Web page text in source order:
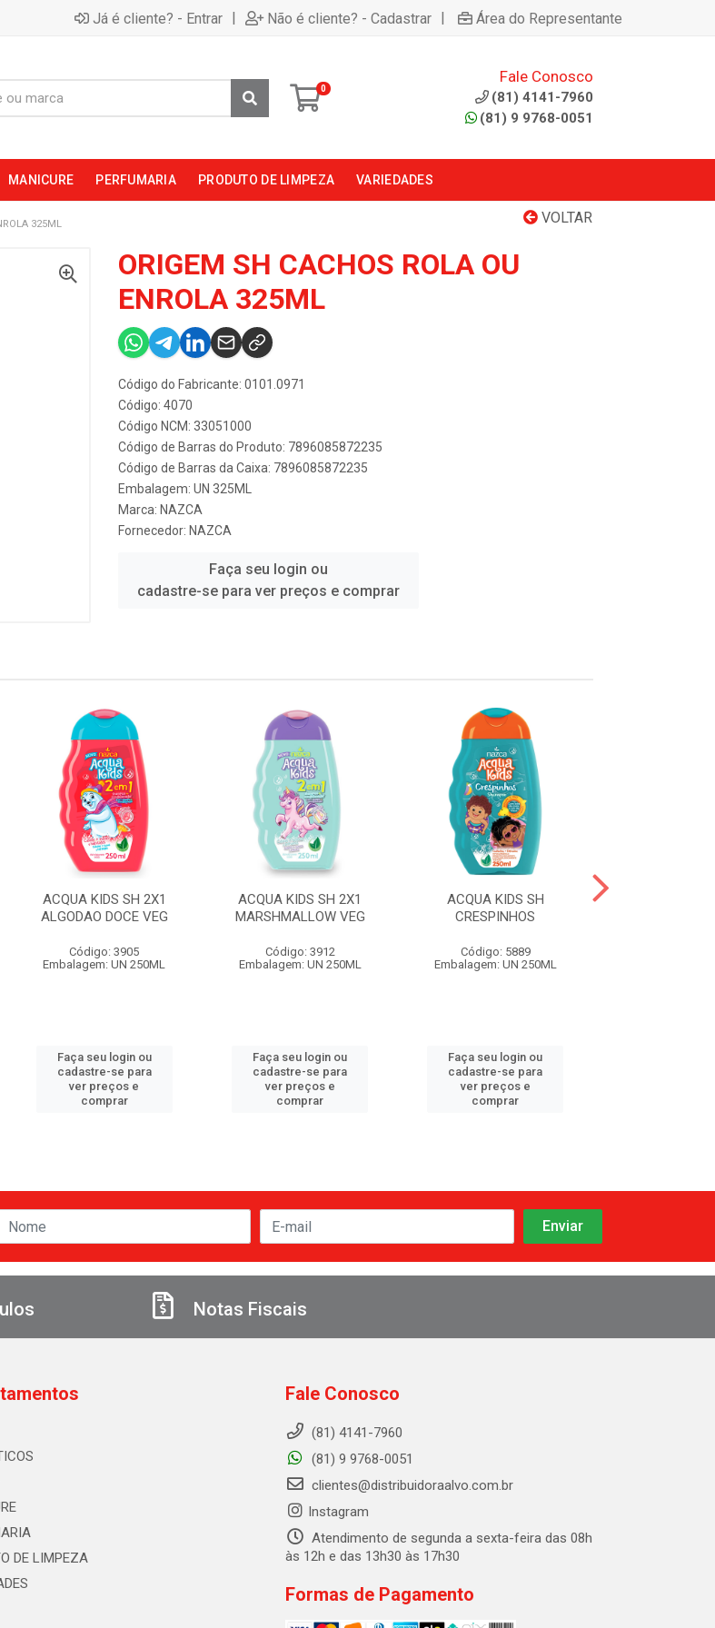
Já é cliente? - Entrar | Não é cliente? - Cadastrar | Área do Representante
0
Fale Conosco
(81) 4141-7960
(81) 9 9768-0051
MANICURE PERFUMARIA PRODUTO DE LIMPEZA VARIEDADES
VOLTAR
325ML
ORIGEM SH CACHOS ROLA OU
ENROLA 325ML
Código do Fabricante: 0101.0971
Código: 4070
Código NCM: 33051000
Código de Barras do Produto: 7896085872235
Código de Barras da Caixa: 7896085872235
Embalagem: UN 325ML
Marca: NAZCA
Fornecedor: NAZCA
Faça seu login ou
cadastre-se para ver preços e comprar
ACQUA KIDS SH 2X1
ALGODAO DOCE VEG
Código: 3905
Embalagem: UN 250ML
Faça seu login ou
cadastre-se para
ver preços e
comprar
ACQUA KIDS SH 2X1
MARSHMALLOW VEG
Código: 3912
Embalagem: UN 250ML
Faça seu login ou
cadastre-se para
ver preços e
comprar
ACQUA KIDS SH
CRESPINHOS
Código: 5889
Embalagem: UN 250ML
Faça seu login ou
cadastre-se para
ver preços e
comprar
Notas Fiscais
DE LIMPEZA
Fale Conosco
(81) 4141-7960
(81) 9 9768-0051
clientes@distribuidoraalvo.com.br
Instagram
Atendimento de segunda a sexta-feira das 08h
às 12h e das 13h30 às 17h30
Formas de Pagamento